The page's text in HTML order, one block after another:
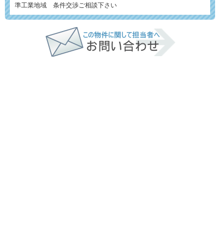
準工業地域 条件交渉ご相談下さい